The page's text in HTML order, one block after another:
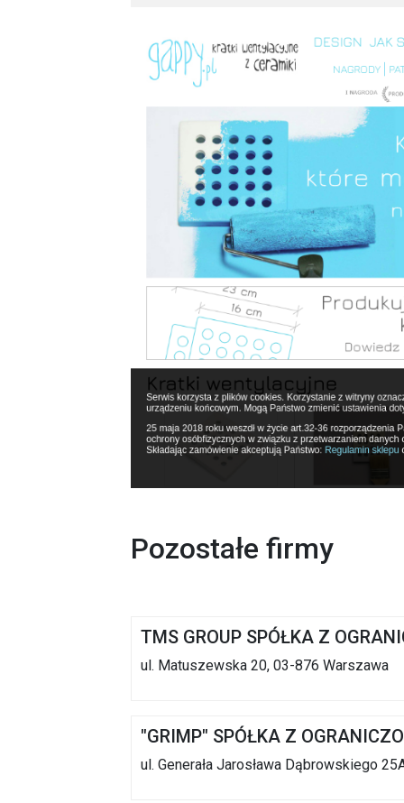
Pozostałe firmy
TMS GROUP SPÓŁKA Z
ul. Matuszewska 20, 03-876 Warszawa
"GRIMP" SPÓŁKA Z
ul. Generała Jarosława Dąbrowskiego